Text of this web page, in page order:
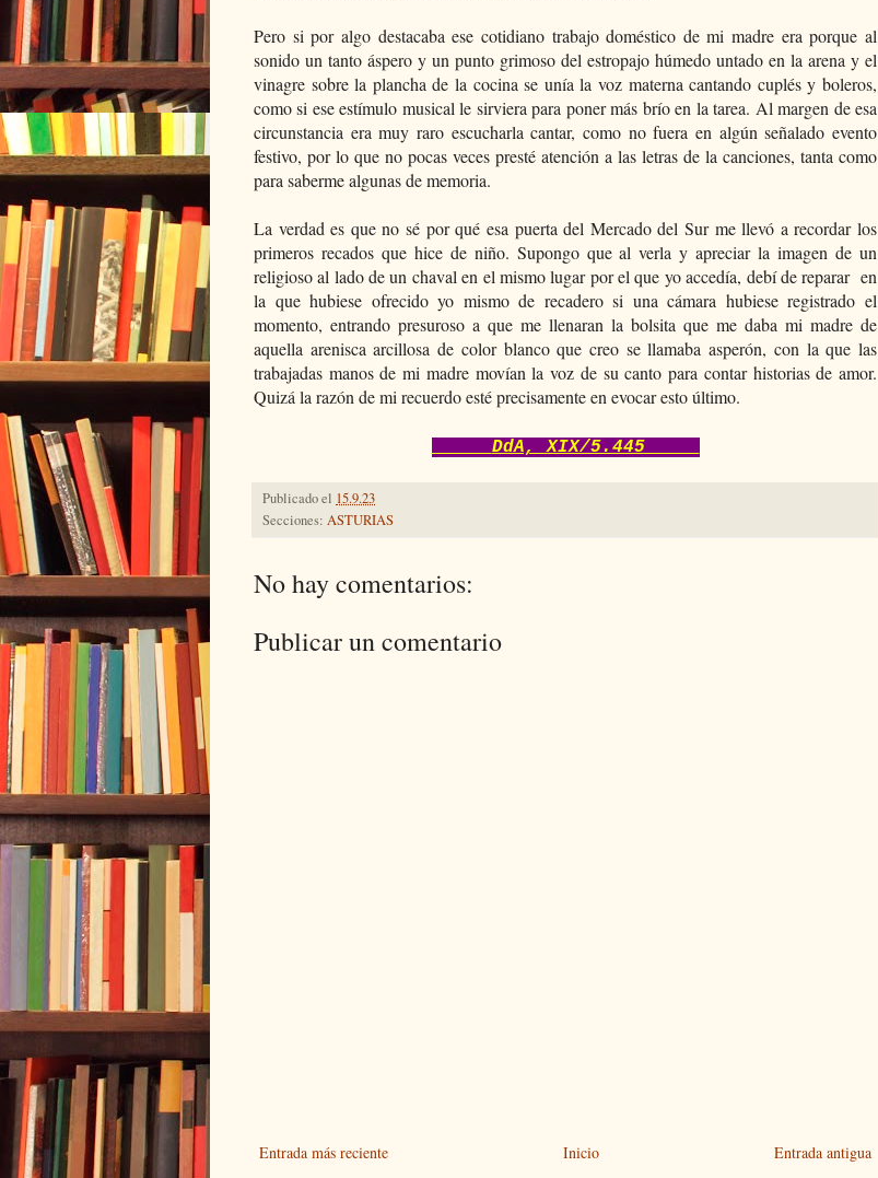
Pero si por algo destacaba ese cotidiano trabajo doméstico de mi madre era porque al
sonido un tanto áspero y un punto grimoso del estropajo húmedo untado en la arena y el
vinagre sobre la plancha de la cocina se unía la voz materna cantando cuplés y boleros,
como si ese estímulo musical le sirviera para poner más brío en la tarea. Al margen de esa
circunstancia era muy raro escucharla cantar, como no fuera en algún señalado evento
festivo, por lo que no pocas veces presté atención a las letras de la canciones, tanta como
para saberme algunas de memoria.
La verdad es que no sé por qué esa puerta del Mercado del Sur me llevó a recordar los
primeros recados que hice de niño. Supongo que al verla y apreciar la imagen de un
religioso al lado de un chaval en el mismo lugar por el que yo accedía, debí de reparar en
la que hubiese ofrecido yo mismo de recadero si una cámara hubiese registrado el
momento, entrando presuroso a que me llenaran la bolsita que me daba mi madre de
aquella arenisca arcillosa de color blanco que creo se llamaba asperón, con la que las
trabajadas manos de mi madre movían la voz de su canto para contar historias de amor.
Quizá la razón de mi recuerdo esté precisamente en evocar esto último.
DdA, XIX/5.445
Publicado el 15.9.23
Secciones: ASTURIAS
No hay comentarios:
Publicar un comentario
Entrada más reciente Entrada antigua
Inicio